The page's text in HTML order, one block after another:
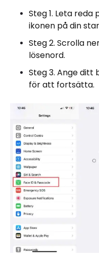
Steg 1. Leta
ikonen på din
Steg 2. Scrolla
lösenord.
Steg 3. Ange ditt
för att fortsätta.